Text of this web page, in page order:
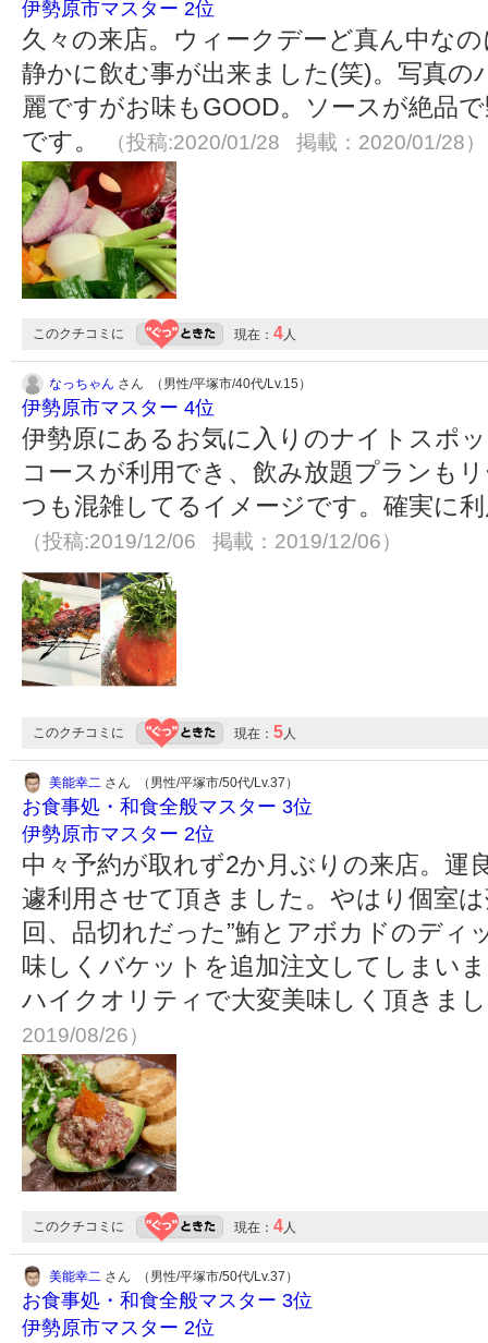
伊勢原市マスター 2位
久々の来店。ウィークデーど真ん中な
静かに飲む事が出来ました(笑)。写真
麗ですがお味もGOOD。ソースが絶品
です。
（投稿:2020/01/28 掲載：2020/01/28）
このクチコミに 現在： 4人
なっちゃん さん （男性/平塚市/40代/Lv.15）
伊勢原市マスター 4位
伊勢原にあるお気に入りのナイトスポ
コースが利用でき、飲み放題プランも
つも混雑してるイメージです。確実に
（投稿:2019/12/06 掲載：2019/12/06）
このクチコミに 現在： 5人
美能幸二 さん （男性/平塚市/50代/Lv.37）
お食事処・和食全般マスター 3位
伊勢原市マスター 2位
中々予約が取れず2か月ぶりの来店。運
遽利用させて頂きました。やはり個室
回、品切れだった”鮪とアボカドのディ
味しくバケットを追加注文してしまい
ハイクオリティで大変美味しく頂きま
2019/08/26）
このクチコミに 現在： 4人
美能幸二 さん （男性/平塚市/50代/Lv.37）
お食事処・和食全般マスター 3位
伊勢原市マスター 2位